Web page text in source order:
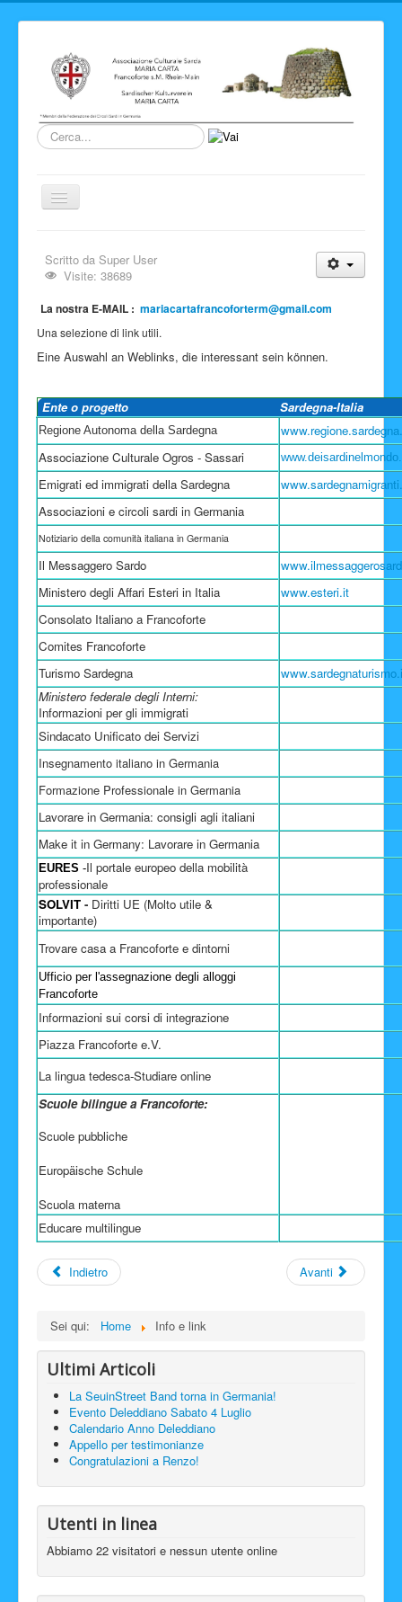
Cerca...
Cambia
Novita' ed Eventi
Su di noi
Storia del Circolo
Sardegna
Info e link
Facebook
Scritto da Super User
Visite: 38689
La nostra E-MAIL : mariacartafrancoforterm@gmail.com
Una selezione di link utili.
Eine Auswahl an Weblinks, die interessant sein können.
Ente o progetto Sardegna-Italia
Regione Autonoma della Sardegna
Associazione Culturale Ogros - Sassari
Emigrati ed immigrati della Sardegna
Associazioni e circoli sardi in Germania
Notiziario della comunità italiana in Germania
Il Messaggero Sardo
Ministero degli Affari Esteri in Italia
www.esteri.it
Consolato Italiano a Francoforte
Comites Francoforte
Turismo Sardegna
Ministero federale degli Interni:
Informazioni per gli immigrati
Sindacato Unificato dei Servizi
Insegnamento italiano in Germania
Formazione Professionale in Germania
Lavorare in Germania: consigli agli italiani
Make it in Germany: Lavorare in Germania
EURES -Il portale europeo della mobilità
professionale
SOLVIT - Diritti UE (Molto utile &
importante)
Trovare casa a Francoforte e dintorni
Ufficio per l'assegnazione degli alloggi
Francoforte
Informazioni sui corsi di integrazione
Piazza Francoforte e.V.
La lingua tedesca-Studiare online
Scuole bilingue a Francoforte:
Scuole pubbliche
Europäische Schule
Scuola materna
Educare multilingue
Indietro Avanti
Sei qui: Home Info e link
Ultimi Articoli
La SeuinStreet Band torna in Germania!
Evento Deleddiano Sabato 4 Luglio
Calendario Anno Deleddiano
Appello per testimonianze
Congratulazioni a Renzo!
Utenti in linea
Abbiamo 22 visitatori e nessun utente online